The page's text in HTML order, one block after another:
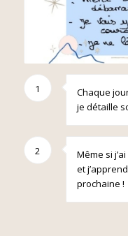
1
Chaque
je détaille
2
Même si
et
prochaine !